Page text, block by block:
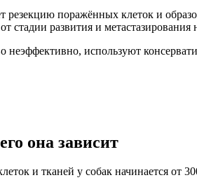
резекцию поражённых клеток и
стадии развития и метастазирования
неэффективно, используют
она зависит
и тканей у собак начинается от